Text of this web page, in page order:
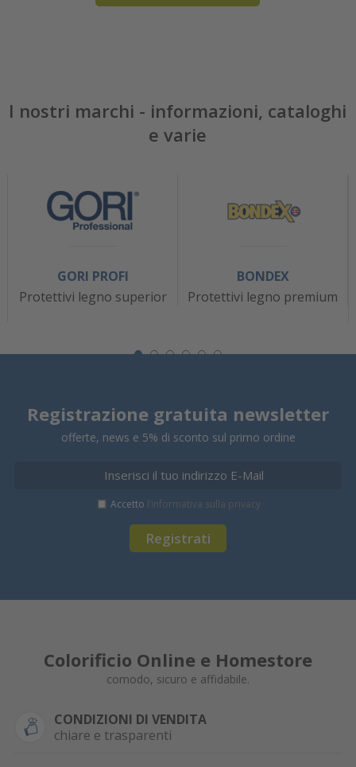
I nostri marchi - informazioni, cataloghi
e varie
GORI PROFI
Protettivi legno superior
BONDEX
Protettivi legno premium
Registrazione gratuita newsletter
offerte, news e 5% di sconto sul primo ordine
Registrati
Accetto l’informativa sulla privacy
Colorificio Online e Homestore
comodo, sicuro e affidabile.
CONDIZIONI DI VENDITA
chiare e trasparenti